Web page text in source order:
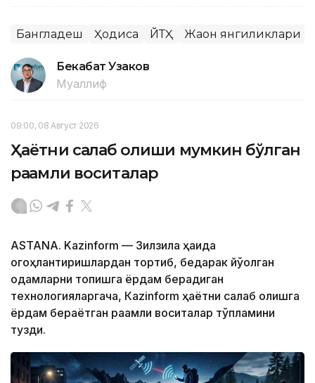
Бангладеш Ҳодиса ЙТҲ Жаҳон янгиликлари
Бекабат Узаков
Муаллиф
09:00, 08 Август 2026
Ҳаётни сақлаб қолиши мумкин бўлган
рақамли воситалар
ASTANA. Kazinform — Зилзила ҳақида
огоҳлантиришлардан тортиб, бедарак йўқолган
одамларни топишга ёрдам берадиган
технологияларгача, Кazinform ҳаётни сақлаб қолишга
ёрдам бераётган рақамли воситалар тўпламини
тузди.